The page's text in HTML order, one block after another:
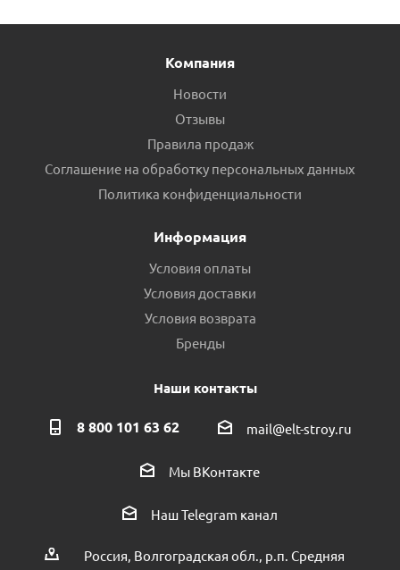
Компания
Новости
Отзывы
Правила продаж
Соглашение на обработку персональных данных
Политика конфиденциальности
Информация
Условия оплаты
Условия доставки
Условия возврата
Бренды
Наши контакты
8 800 101 63 62 mail@elt-stroy.ru
Мы ВКонтакте
Наш Telegram канал
Россия, Волгоградская обл., р.п. Средняя